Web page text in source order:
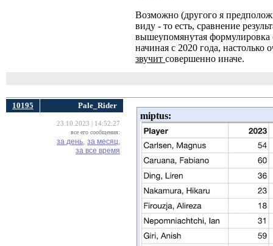
Возможно (другого я
виду - то есть, сравнение
вышеупомянутая формулировка
начиная с 2020 года,
звучит совершенно иначе.
10195 Pale_Rider
23.10.2023 | 14:52:27
все его сообщения:
за день, за месяц,
за все время
miрtus: